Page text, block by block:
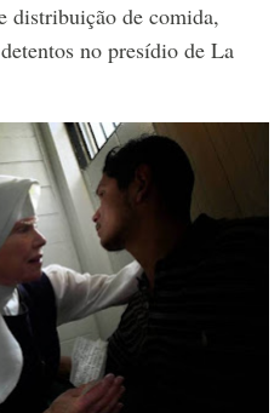
distribuição de comida,
no presídio de La